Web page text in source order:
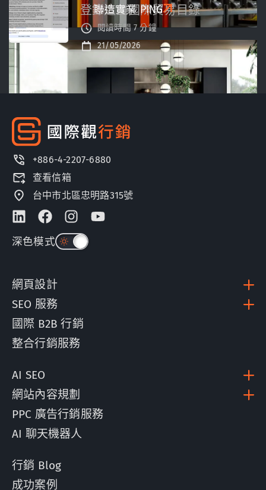
聯造實業PING
義世代名品
登錄這些國際貿易目錄
閱讀時間 7 分鐘
21/05/2026
+886-4-2207-6880
查看信箱
台中市北區忠明路315號
深色模式
網頁設計
SEO 服務
國際 B2B 行銷
整合行銷服務
AI SEO
網站內容規劃
PPC 廣告行銷服務
AI 聊天機器人
行銷 Blog
成功案例